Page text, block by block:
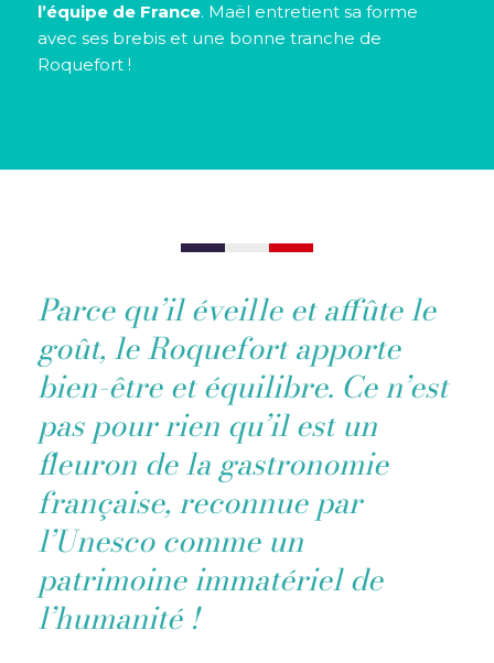
l’équipe de France. Maël entretient sa forme
avec ses brebis et une bonne tranche de
Roquefort !
Parce qu’il éveille et affûte le
goût, le Roquefort apporte
bien-être et équilibre. Ce n’est
pas pour rien qu’il est un
fleuron de la gastronomie
française, reconnue par
l’Unesco comme un
patrimoine immatériel de
l’humanité !